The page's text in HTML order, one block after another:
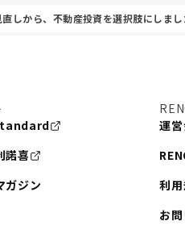
しから、不動産投資を選択肢にしまし
諾喜
ガジン
運
利
お